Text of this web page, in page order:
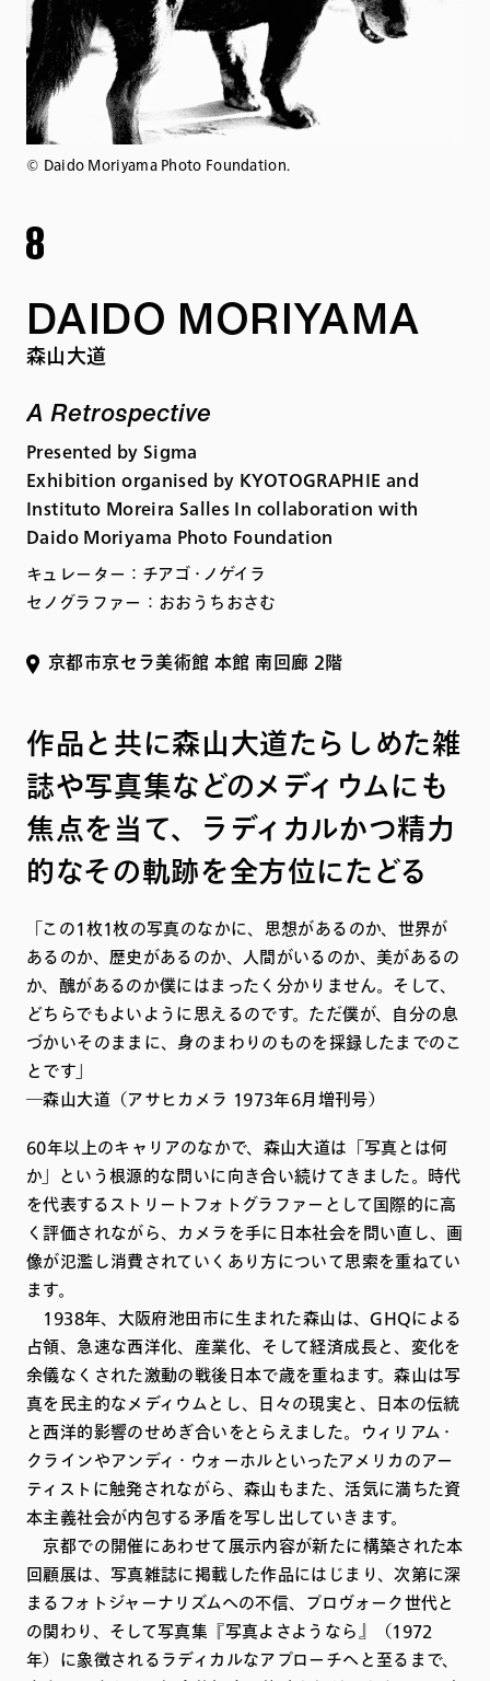
DAIDO MORIYAMA
森山大道
A Retrospective
Presented by Sigma
Exhibition organised by KYOTOGRAPHIE and
Instituto Moreira Salles In collaboration with
Daido Moriyama Photo Foundation
キュレーター：チアゴ・ノゲイラ
セノグラファー：おおうちおさむ
京都市京セラ美術館 本館 南回廊 2階
作品と共に森山大道たらしめた雑
誌や写真集などのメディウムにも
焦点を当て、ラディカルかつ精力
的なその軌跡を全方位にたどる
「この1枚1枚の写真のなかに、思想があるのか、世界が
あるのか、歴史があるのか、人間がいるのか、美があるの
か、醜があるのか僕にはまったく分かりません。そして、
どちらでもよいように思えるのです。ただ僕が、自分の息
づかいそのままに、身のまわりのものを採録したまでのこ
とです」
―森山大道（アサヒカメラ 1973年6月増刊号）
60年以上のキャリアのなかで、森山大道は「写真とは何
か」という根源的な問いに向き合い続けてきました。時代
を代表するストリートフォトグラファーとして国際的に高
く評価されながら、カメラを手に日本社会を問い直し、画
像が氾濫し消費されていくあり方について思索を重ねてい
ます。
1938年、大阪府池田市に生まれた森山は、GHQによる
占領、急速な西洋化、産業化、そして経済成長と、変化を
余儀なくされた激動の戦後日本で歳を重ねます。森山は写
真を民主的なメディウムとし、日々の現実と、日本の伝統
と西洋的影響のせめぎ合いをとらえました。ウィリアム・
クラインやアンディ・ウォーホルといったアメリカのアー
ティストに触発されながら、森山もまた、活気に満ちた資
本主義社会が内包する矛盾を写し出していきます。
京都での開催にあわせて展示内容が新たに構築された本
回顧展は、写真雑誌に掲載した作品にはじまり、次第に深
まるフォトジャーナリズムへの不信、プロヴォーク世代と
の関わり、そして写真集『写真よさようなら』（1972
年）に象徴されるラディカルなアプローチへと至るまで、
©️ Daido Moriyama Photo Foundation.